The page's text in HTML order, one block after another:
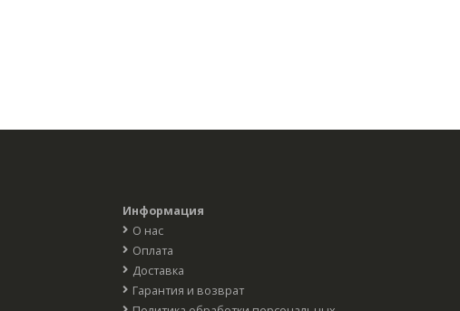
Информация
О нас
Оплата
Доставка
Гарантия и возврат